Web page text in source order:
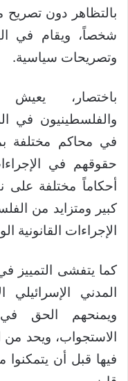
شخصاً، ويقام في
وتصريحات سياسية.
باختصار، يعيش
والفلسطينيون في
في محاكم مختلفة
حقوقهم في
أحكاماً مختلفة على
كبير ومتزايد من
الإجراءات القانونية
كما يتفشى التمييز
المدني الإسرائيلي
ويمنحهم الحق
الاستجواب، ويحد من
فيها قبل أن